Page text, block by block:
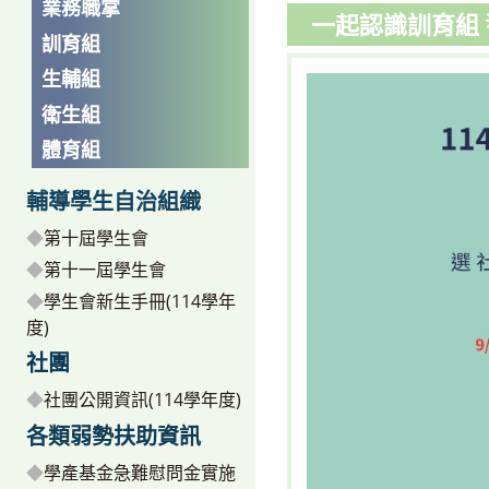
業務職掌
訓育組
生輔組
衛生組
體育組
輔導學生自治組織
◆第十屆學生會
◆第十一屆學生會
◆學生會新生手冊(114學年
度)
社團
◆社團公開資訊(114學年度)
各類弱勢扶助資訊
◆學產基金急難慰問金實施
一起認識訓育組